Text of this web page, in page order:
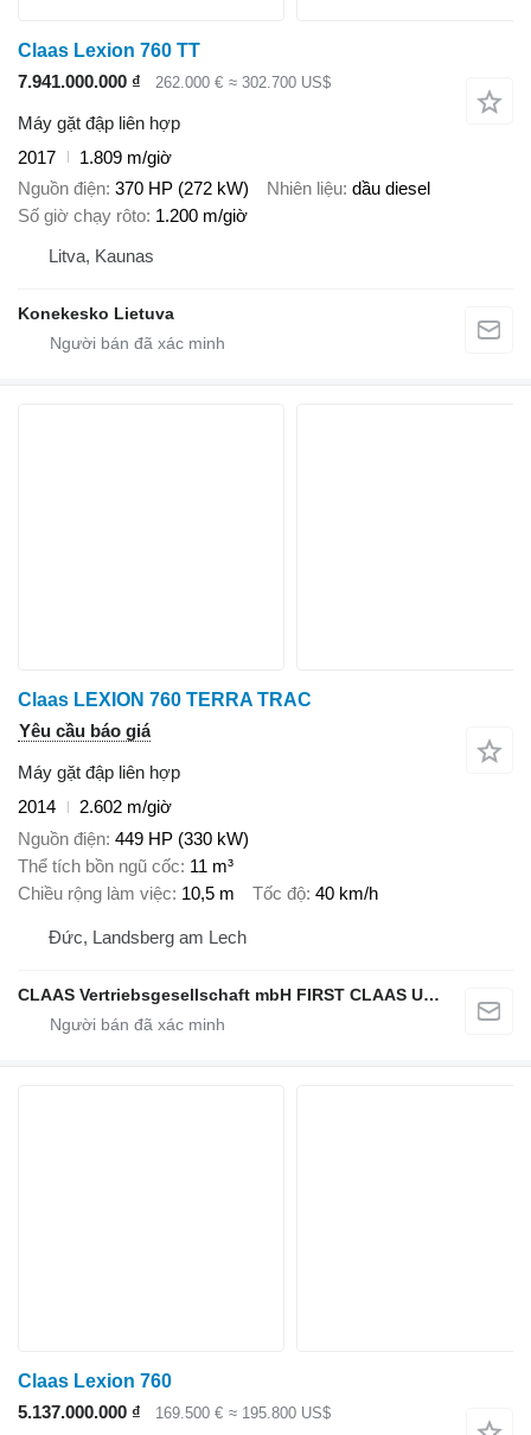
Claas Lexion 760 TT
7.941.000.000 ₫
262.000 € ≈ 302.700 US$
Máy gặt đập liên hợp
2017
1.809 m/giờ
Nguồn điện 370 HP (272 kW) Nhiên liệu dầu diesel
Số giờ chạy rôto 1.200 m/giờ
Litva, Kaunas
Konekesko Lietuva
Claas LEXION 760 TERRA TRAC
Yêu cầu báo giá
Máy gặt đập liên hợp
2014
2.602 m/giờ
Nguồn điện 449 HP (330 kW)
Thể tích bồn ngũ cốc 11 m³
Chiều rộng làm việc 10,5 m Tốc độ 40 km/h
Đức, Landsberg am Lech
CLAAS Vertriebsgesellschaft mbH FIRST CLAAS USED Center
Claas Lexion 760
5.137.000.000 ₫
169.500 € ≈ 195.800 US$